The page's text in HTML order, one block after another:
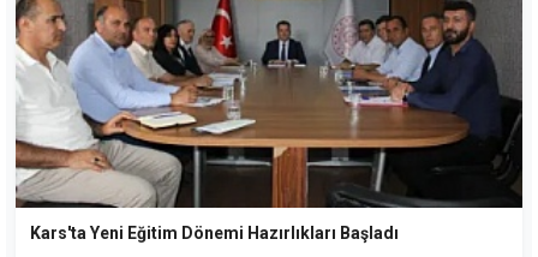
Kars'ta Yeni Eğitim Dönemi Hazırlıkları Başladı